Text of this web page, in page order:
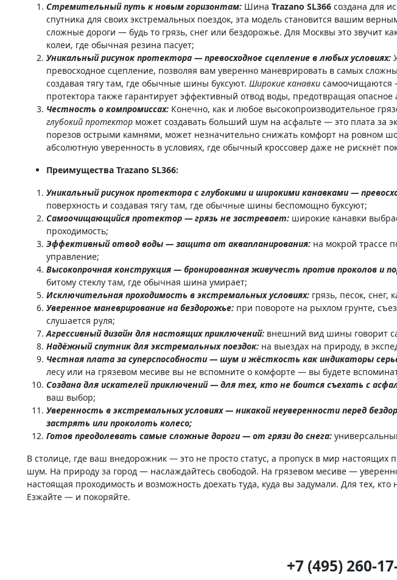
Стремительный путь к новым горизонтам: Шина Trazano SL366 создана для
спутника для своих экстремальных поездок, эта модель становится вашим
сложные дороги — будь то грязь, снег или бездорожье. Для Москвы это звучит
колеи, где обычная резина пасует;
Уникальный рисунок протектора — превосходное сцепление в любых условиях:
превосходное сцепление, позволяя вам уверенно маневрировать в самых
создавая тягу там, где обычные шины буксуют. Широкие канавки самоочищаются
протектора также гарантирует эффективный отвод воды, предотвращая
Честность о компромиссах: Конечно, как и любое высокопроизводительное
глубокий протектор может создавать больший шум на асфальте — это плата за
порезов острыми камнями, может незначительно снижать комфорт на ровном
абсолютную уверенность в условиях, где обычный кроссовер даже не рискнёт
Преимущества Trazano SL366:
Уникальный рисунок протектора с глубокими и широкими канавками —
поверхность и создавая тягу там, где обычные шины беспомощно буксуют;
Самоочищающийся протектор — грязь не застревает: широкие канавки
проходимость;
Эффективный отвод воды — защита от аквапланирования: на мокрой трассе
управление;
Высокопрочная конструкция — бронированная живучесть против проколов и
битому стеклу там, где обычная шина умирает;
Исключительная проходимость в экстремальных условиях: грязь, песок, снег,
Уверенное маневрирование на бездорожье: при повороте на рыхлом грунте,
слушается руля;
Агрессивный дизайн для настоящих приключений: внешний вид шины говорит
Надёжный спутник для экстремальных поездок: на выездах на природу, в
Честная плата за суперспособности — шум и жёсткость как индикаторы
лесу или на грязевом месиве вы не вспомните о комфорте — вы будете
Создана для искателей приключений — для тех, кто не боится съехать с
ваш выбор;
Уверенность в экстремальных условиях — никакой неуверенности перед
застрять или проколоть колесо;
Готов преодолевать самые сложные дороги — от грязи до снега:
В столице, где ваш внедорожник — это не просто статус, а пропуск в мир настоящих
шум. На природу за город — наслаждайтесь свободой. На грязевом месиве —
настоящая проходимость и возможность доехать туда, куда вы задумали. Для тех,
Езжайте — и покоряйте.
+7 (495) 260-